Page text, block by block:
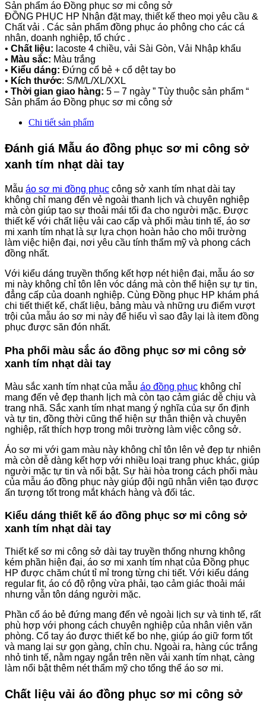
Sản phẩm áo Đồng phục sơ mi công sở
ĐỒNG PHỤC HP Nhận đặt may, thiết kế theo mọi yêu cầu &
Chất vải . Các sản phẩm đồng phục áo phông cho các cá
nhân, doanh nghiệp, tổ chức .
• Chất liệu: lacoste 4 chiều, vải Sài Gòn, Vải Nhập khẩu
• Màu sắc: Màu trắng
• Kiểu dáng: Đứng cổ bẻ + cổ dệt tay bo
• Kích thước: S/M/L/XL/XXL
• Thời gian giao hàng: 5 – 7 ngày ” Tùy thuộc sản phẩm “
Sản phẩm áo Đồng phục sơ mi công sở
Chi tiết sản phẩm
Đánh giá Mẫu áo đồng phục sơ mi công sở
xanh tím nhạt dài tay
Mẫu áo sơ mi đồng phục công sở xanh tím nhạt dài tay
không chỉ mang đến vẻ ngoài thanh lịch và chuyên nghiệp
mà còn giúp tạo sự thoải mái tối đa cho người mặc. Được
thiết kế với chất liệu vải cao cấp và phối màu tinh tế, áo sơ
mi xanh tím nhạt là sự lựa chọn hoàn hảo cho môi trường
làm việc hiện đại, nơi yêu cầu tính thẩm mỹ và phong cách
đồng nhất.
Với kiểu dáng truyền thống kết hợp nét hiện đại, mẫu áo sơ
mi này không chỉ tôn lên vóc dáng mà còn thể hiện sự tự tin,
đẳng cấp của doanh nghiệp. Cùng Đồng phục HP khám phá
chi tiết thiết kế, chất liệu, bảng màu và những ưu điểm vượt
trội của mẫu áo sơ mi này để hiểu vì sao đây lại là item đồng
phục được săn đón nhất.
Pha phối màu sắc áo đồng phục sơ mi công sở
xanh tím nhạt dài tay
Màu sắc xanh tím nhạt của mẫu áo đồng phục không chỉ
mang đến vẻ đẹp thanh lịch mà còn tạo cảm giác dễ chịu và
trang nhã. Sắc xanh tím nhạt mang ý nghĩa của sự ổn định
và tự tin, đồng thời cũng thể hiện sự thân thiện và chuyên
nghiệp, rất thích hợp trong môi trường làm việc công sở.
Áo sơ mi với gam màu này không chỉ tôn lên vẻ đẹp tự nhiên
mà còn dễ dàng kết hợp với nhiều loại trang phục khác, giúp
người mặc tự tin và nổi bật. Sự hài hòa trong cách phối màu
của mẫu áo đồng phục này giúp đội ngũ nhân viên tạo được
ấn tượng tốt trong mắt khách hàng và đối tác.
Kiểu dáng thiết kế áo đồng phục sơ mi công sở
xanh tím nhạt dài tay
Thiết kế sơ mi công sở dài tay truyền thống nhưng không
kém phần hiện đại, áo sơ mi xanh tím nhạt của Đồng phục
HP được chăm chút tỉ mỉ trong từng chi tiết. Với kiểu dáng
regular fit, áo có độ rộng vừa phải, tạo cảm giác thoải mái
nhưng vẫn tôn dáng người mặc.
Phần cổ áo bẻ đứng mang đến vẻ ngoài lịch sự và tinh tế, rất
phù hợp với phong cách chuyên nghiệp của nhân viên văn
phòng. Cổ tay áo được thiết kế bo nhẹ, giúp áo giữ form tốt
và mang lại sự gọn gàng, chỉn chu. Ngoài ra, hàng cúc trắng
nhỏ tinh tế, nằm ngay ngắn trên nền vải xanh tím nhạt, càng
làm nổi bật thêm nét thẩm mỹ cho tổng thể áo sơ mi.
Chất liệu vải áo đồng phục sơ mi công sở